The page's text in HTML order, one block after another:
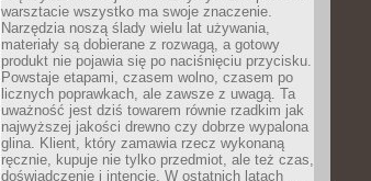
warsztacie wszystko ma swoje znaczenie.
Narzędzia noszą ślady wielu lat używania,
materiały są dobierane z rozwagą, a gotowy
produkt nie pojawia się po naciśnięciu przycisku.
Powstaje etapami, czasem wolno, czasem po
licznych poprawkach, ale zawsze z uwagą. Ta
uważność jest dziś towarem równie rzadkim jak
najwyższej jakości drewno czy dobrze wypalona
glina. Klient, który zamawia rzecz wykonaną
ręcznie, kupuje nie tylko przedmiot, ale też czas,
doświadczenie i intencję. W ostatnich latach